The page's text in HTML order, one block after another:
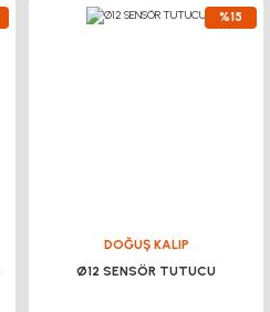
%15
DOĞUŞ KALIP
Ø12 SENSÖR TUTUCU